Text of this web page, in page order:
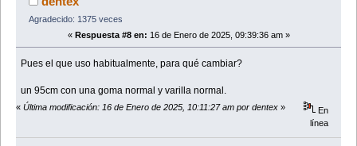
Agradecido: 1375 veces
« Respuesta #8 en: 16 de Enero de 2025, 09:39:36 am »
Pues el que uso habitualmente, para qué cambiar?
un 95cm con una goma normal y varilla normal.
« Última modificación: 16 de Enero de 2025, 10:11:27 am por dentex »
En
línea